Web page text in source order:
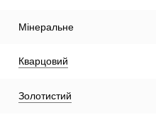
Мінеральне
Кварцовий
Золотистий